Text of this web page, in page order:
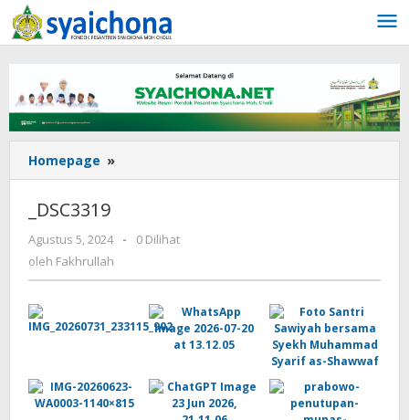
Lewati
ke
konten
Homepage »
_DSC3319
Agustus 5, 2024
oleh
-
0 Dilihat
oleh Fakhrullah